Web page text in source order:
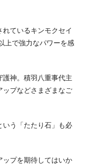
ているキンモクセイ
上で強力なパワーを感
護神。積羽八重事代主
ップなどさまざまなご
いう「たたり石」も必
ップを期待してはいか